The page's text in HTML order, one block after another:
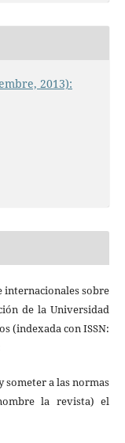
2013):
internacionales sobre
de la Universidad
(indexada con ISSN:
someter a las normas
la revista) el